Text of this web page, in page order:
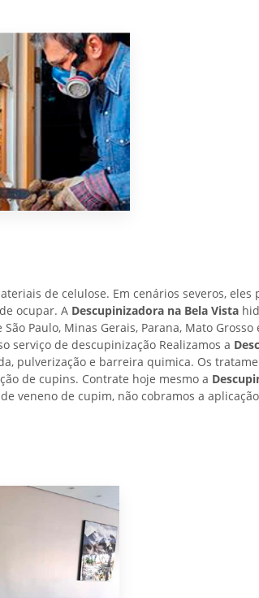
de celulose. Em cenários severos,
ocupar. A Descupinizadora na Bela Vista
Paulo, Minas Gerais, Parana, Mato
serviço de descupinização Realizamos a
pulverização e barreira quimica. Os
de cupins. Contrate hoje mesmo a
veneno de cupim, não cobramos a